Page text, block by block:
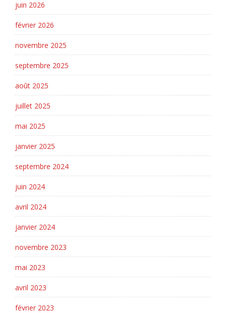
juin 2026
février 2026
novembre 2025
septembre 2025
août 2025
juillet 2025
mai 2025
janvier 2025
septembre 2024
juin 2024
avril 2024
janvier 2024
novembre 2023
mai 2023
avril 2023
février 2023